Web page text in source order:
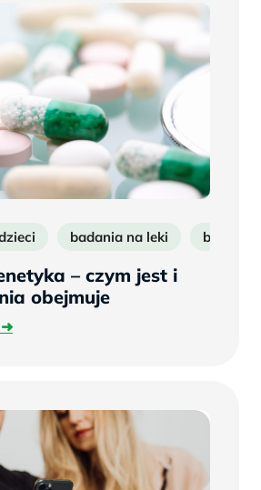
badania na leki badanie
– czym jest i
obejmuje